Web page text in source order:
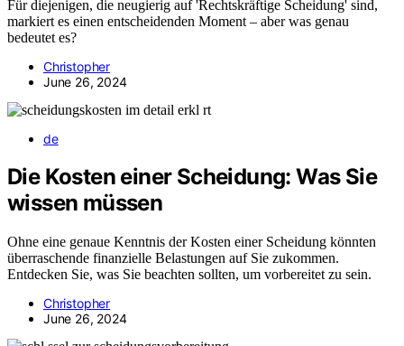
Für diejenigen, die neugierig auf 'Rechtskräftige Scheidung' sind,
markiert es einen entscheidenden Moment – aber was genau
bedeutet es?
Christopher
June 26, 2024
de
Die Kosten einer Scheidung: Was Sie
wissen müssen
Ohne eine genaue Kenntnis der Kosten einer Scheidung könnten
überraschende finanzielle Belastungen auf Sie zukommen.
Entdecken Sie, was Sie beachten sollten, um vorbereitet zu sein.
Christopher
June 26, 2024